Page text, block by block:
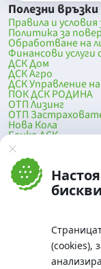
(cookies),
Полезни връзки
Правила и условия
Политика за
Обработване на
Финансови
ДСК Дом
ДСК Агро
ДСК Управление
ПОК ДСК РОДИНА
ОТП Лизинг
ОТП
Нова Кола
Банка ДСК
DSK Mobile
Оферти за
Клонова мрежа и
До